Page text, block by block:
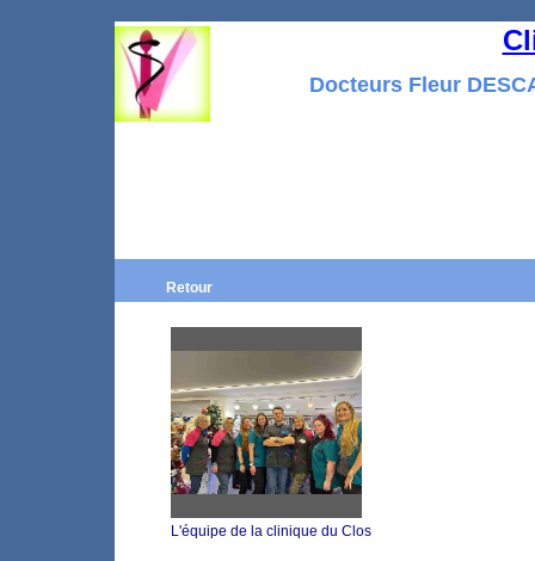
L'équipe de la clinique du Clos
Retour
Docteurs Fleur